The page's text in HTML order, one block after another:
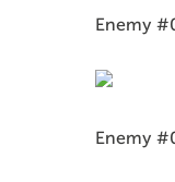
Enemy
Enemy